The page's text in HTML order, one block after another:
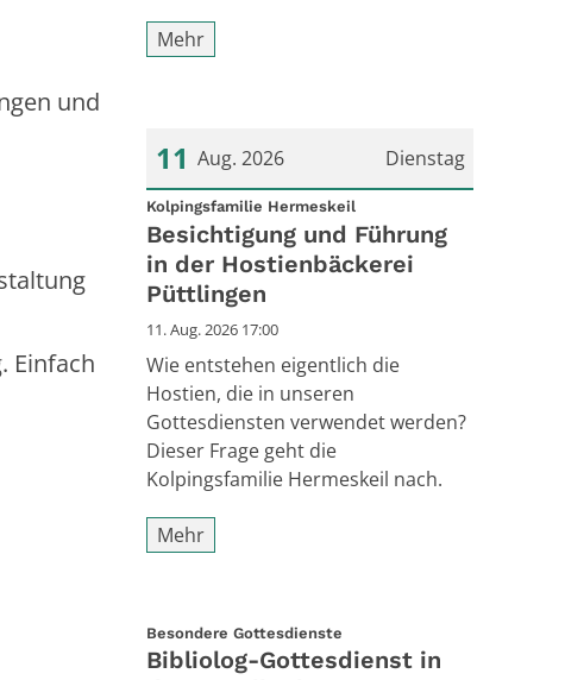
und
Einfach
Mehr
Dienstag
11 Aug. 2026
Datum: 11. August 2026
Kolpingsfamilie Hermeskeil:
Besichtigung und Führung
in der Hostienbäckerei
Püttlingen
11. Aug. 2026 17:00
Wie entstehen eigentlich die
Hostien, die in unseren
Gottesdiensten verwendet werden?
Dieser Frage geht die
Kolpingsfamilie Hermeskeil nach.
Mehr
Besondere Gottesdienste
Bibliolog-Gottesdienst in